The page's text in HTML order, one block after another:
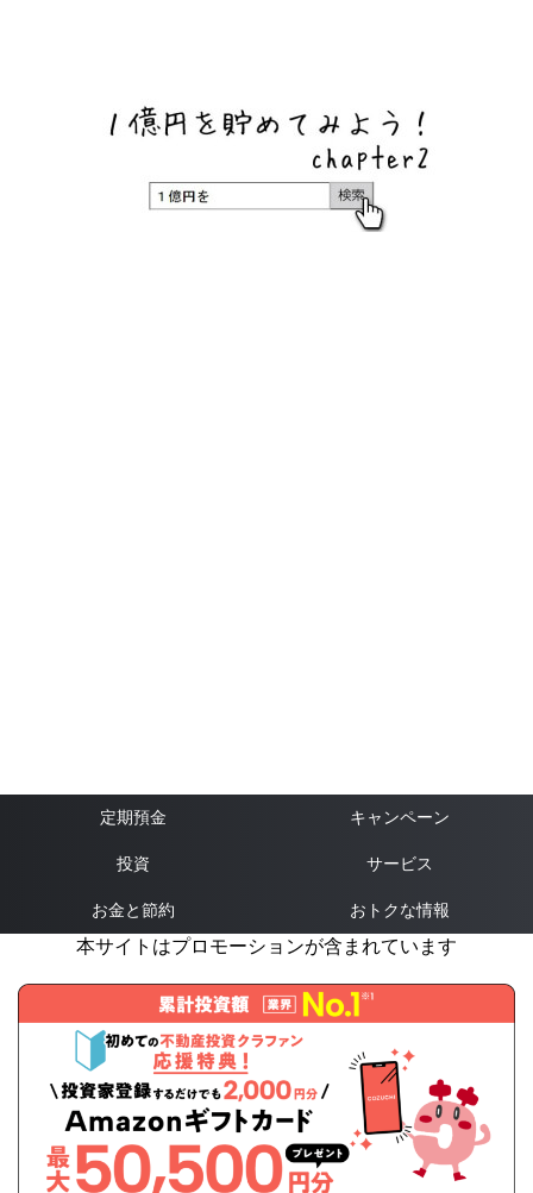
定期預金 キャンペーン
投資 サービス
お金と節約 おトクな情報
本サイトはプロモーションが含まれています